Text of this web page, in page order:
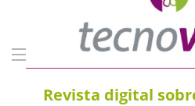
Revista digital